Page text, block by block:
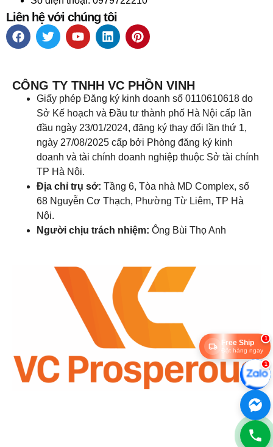
Liên hệ với chúng tôi
CÔNG TY TNHH VC PHỒN VINH
Giấy phép Đăng ký kinh doanh số 0110610618 do
Sở Kế hoạch và Đầu tư thành phố Hà Nội cấp lần
đầu ngày 23/01/2024, đăng ký thay đổi lần thứ 1,
ngày 27/08/2025 cấp bởi Phòng đăng ký kinh
doanh và tài chính doanh nghiệp thuộc Sở tài chính
TP Hà Nội.
Địa chỉ trụ sở: Tầng 6, Tòa nhà MD Complex, số
68 Nguyễn Cơ Thạch, Phường Từ Liêm, TP Hà
Nội.
Người chịu trách nhiệm: Ông Bùi Thọ Anh
1
Free Ship
Đặt hàng ngay
1